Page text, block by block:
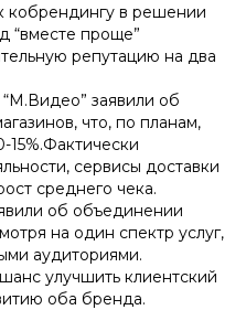
кобрендингу в решении
“вместе проще”
репутацию на два
заявили об
что, по планам,
15%.Фактически
сервисы доставки
среднего чека.
об объединении
на один спектр услуг,
аудиториями.
улучшить клиентский
оба бренда.